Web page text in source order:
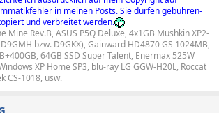
in meinen Posts. Sie dürfen gebühren-
und verbreitet werden.
Mine Rev.B, ASUS P5Q Deluxe, 4x1GB Mushkin XP2-
bzw. D9GKX), Gainward HD4870 GS 1024MB,
64GB SSD Super Talent, Enermax 525W
XP Home SP3, blu-ray LG GGW-H20L, Roccat
CS-1018, usw.